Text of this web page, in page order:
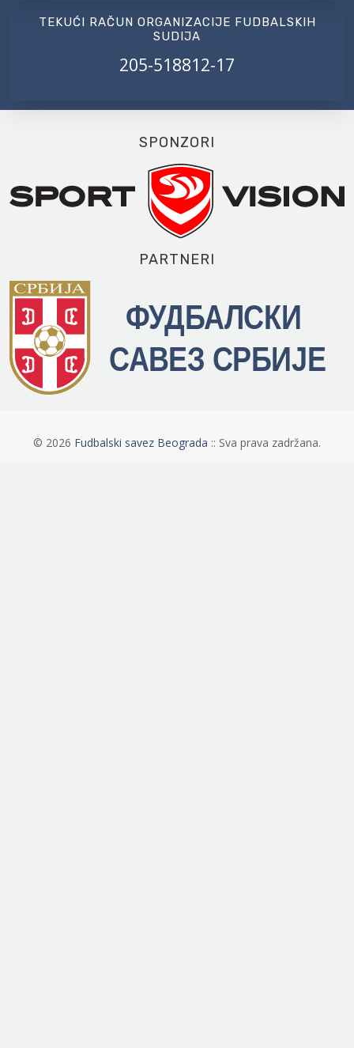
TEKUĆI RAČUN ORGANIZACIJE FUDBALSKIH
SUDIJA
205-518812-17
SPONZORI
PARTNERI
© 2026 Fudbalski savez Beograda :: Sva prava zadržana.